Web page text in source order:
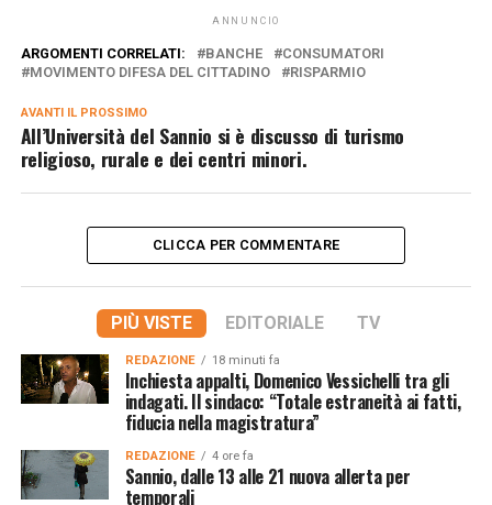
ANNUNCIO
ARGOMENTI CORRELATI: BANCHE
CONSUMATORI
MOVIMENTO DIFESA DEL CITTADINO
RISPARMIO
AVANTI IL ​​PROSSIMO
All’Università del Sannio si è discusso di turismo
religioso, rurale e dei centri minori.
CLICCA PER COMMENTARE
PIÙ VISTE EDITORIALE TV
REDAZIONE 18 minuti fa
Inchiesta appalti, Domenico Vessichelli tra gli
indagati. Il sindaco: “Totale estraneità ai fatti,
fiducia nella magistratura”
REDAZIONE 4 ore fa
Sannio, dalle 13 alle 21 nuova allerta per
temporali